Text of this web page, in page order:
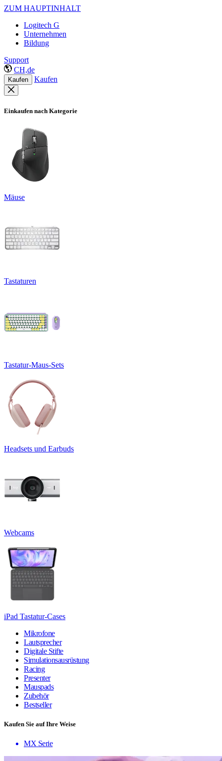
ZUM HAUPTINHALT
Logitech G
Unternehmen
Bildung
Support
CH,de
Kaufen Kaufen
Einkaufen nach Kategorie
Mäuse
Tastaturen
Tastatur-Maus-Sets
Headsets und Earbuds
Webcams
iPad Tastatur-Cases
Mikrofone
Lautsprecher
Digitale Stifte
Simulationsausrüstung
Racing
Presenter
Mauspads
Zubehör
Bestseller
Kaufen Sie auf Ihre Weise
MX Serie